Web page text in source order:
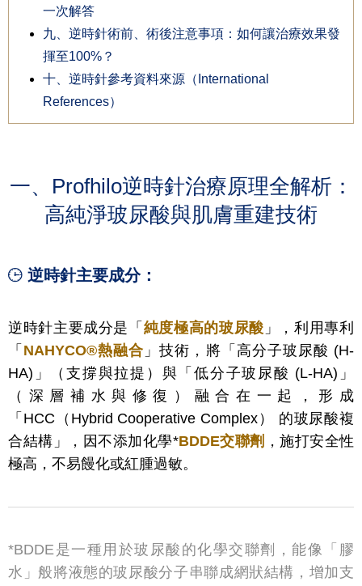
一次解答
九、逆時針術前、術後注意事項：如何讓治療效果發
揮至100%？
十、逆時針參考資料來源（International
References）
一、Profhilo逆時針治療原理全解析：
高純淨玻尿酸與肌膚重建技術
逆時針主要成分：
逆時針主要成分是「 純度極高的玻尿酸 」，利用專利
「 NAHYCO®熱融合 」技術，將「高分子玻尿酸 (H-
HA)」（支撐與拉提）與「低分子玻尿酸 (L-HA)」
（深層補水與修復）融合在一起，形成
「 HCC（Hybrid Cooperative Complex） 的玻尿酸複
合結構 」，因不添加化學*BDDE交聯劑 ，施打安全性
極高，不易饅化或紅腫過敏。
*BDDE是一種用於玻尿酸的化學交聯劑，能像「膠
水」般將液態的玻尿酸分子串聯成網狀結構，增加支